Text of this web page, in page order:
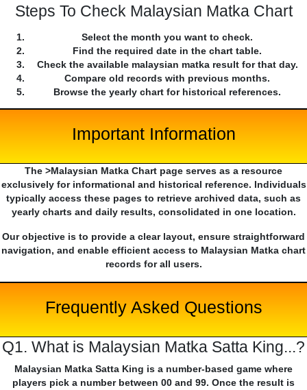
Steps To Check Malaysian Matka Chart
Select the month you want to check.
Find the required date in the chart table.
Check the available malaysian matka result for that day.
Compare old records with previous months.
Browse the yearly chart for historical references.
Important Information
The >Malaysian Matka Chart page serves as a resource
exclusively for informational and historical reference. Individuals
typically access these pages to retrieve archived data, such as
yearly charts and daily results, consolidated in one location.
Our objective is to provide a clear layout, ensure straightforward
navigation, and enable efficient access to Malaysian Matka chart
records for all users.
Frequently Asked Questions
Q1. What is Malaysian Matka Satta King...?
Malaysian Matka Satta King is a number-based game where
players pick a number between 00 and 99. Once the result is